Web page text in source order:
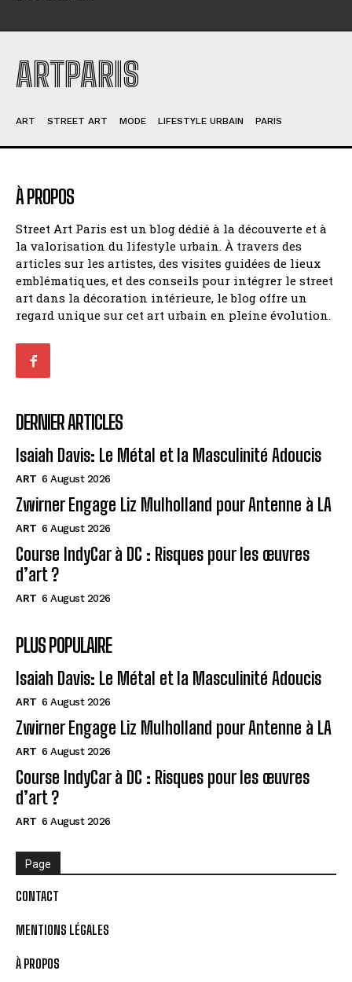
ARTPARIS
ART STREET ART MODE LIFESTYLE URBAIN PARIS
À PROPOS
Street Art Paris est un blog dédié à la découverte et à
la valorisation du lifestyle urbain. À travers des
articles sur les artistes, des visites guidées de lieux
emblématiques, et des conseils pour intégrer le street
art dans la décoration intérieure, le blog offre un
regard unique sur cet art urbain en pleine évolution.
DERNIER ARTICLES
Isaiah Davis: Le Métal et la Masculinité Adoucis
ART 6 August 2026
Zwirner Engage Liz Mulholland pour Antenne à LA
ART 6 August 2026
Course IndyCar à DC : Risques pour les œuvres
d’art ?
ART 6 August 2026
PLUS POPULAIRE
Isaiah Davis: Le Métal et la Masculinité Adoucis
ART 6 August 2026
Zwirner Engage Liz Mulholland pour Antenne à LA
ART 6 August 2026
Course IndyCar à DC : Risques pour les œuvres
d’art ?
ART 6 August 2026
Page
CONTACT
MENTIONS LÉGALES
À PROPOS